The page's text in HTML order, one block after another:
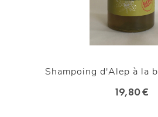
Shampoing d'Alep à la
19,80 €